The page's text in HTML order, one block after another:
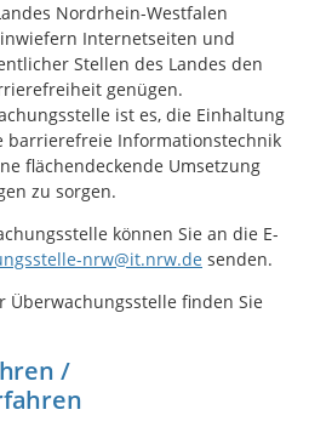
Nordrhein-Westfalen
Internetseiten und
Stellen des Landes den
genügen.
ist es, die Einhaltung
barrierefreie Informationstechnik
flächendeckende Umsetzung
zu sorgen.
können Sie an die E-
nrw@it.nrw.de senden.
finden Sie
/